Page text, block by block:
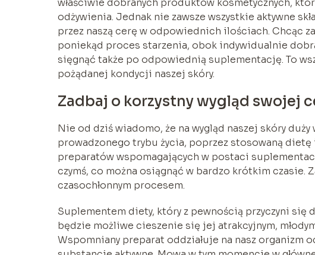
właściwie dobranych produktów kosmetycznych,
odżywienia. Jednak nie zawsze wszystkie aktywne
przez naszą cerę w odpowiednich ilościach. Chcąc
poniekąd proces starzenia, obok indywidualnie
sięgnąć także po odpowiednią suplementację. To
pożądanej kondycji naszej skóry.
Zadbaj o korzystny wygląd swojej
Nie od dziś wiadomo, że na wygląd naszej skóry
prowadzonego trybu życia, poprzez stosowaną dietę
preparatów wspomagających w postaci
czymś, co można osiągnąć w bardzo krótkim czasie.
czasochłonnym procesem.
Suplementem diety, który z pewnością przyczyni się
będzie możliwe cieszenie się jej atrakcyjnym,
Wspomniany preparat oddziałuje na nasz organizm